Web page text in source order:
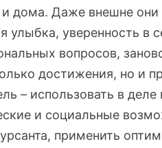
и дома. Даже внешне
улыбка, уверенность в
вопросов,
достижения, но и
– использовать в
и социальные
применить